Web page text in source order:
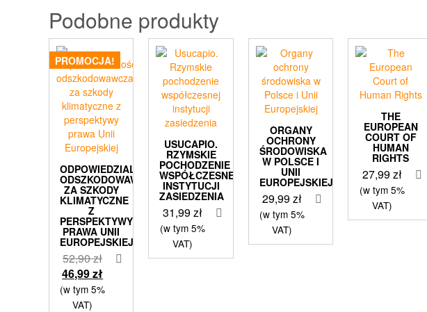
Podobne produkty
PROMOCJA!
ODPOWIEDZIALNOŚĆ
ODSZKODOWAWCZA
ZA SZKODY
KLIMATYCZNE
Z
PERSPEKTYWY
PRAWA UNII
EUROPEJSKIEJ
52,90złPierwotna
cena
wynosiła:
46,99złAktualna
cena
(w tym 5%
VAT)
USUCAPIO.
RZYMSKIE
POCHODZENIE
WSPÓŁCZESNEJ
INSTYTUCJI
ZASIEDZENIA
31,99zł
(w tym 5%
VAT)
ORGANY
OCHRONY
ŚRODOWISKA
W POLSCE I
UNII
EUROPEJSKIEJ
29,99zł
(w tym 5%
VAT)
THE
EUROPEAN
COURT OF
HUMAN
RIGHTS
27,99zł
(w tym 5%
VAT)